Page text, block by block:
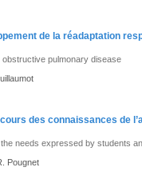
de la réadaptation
pulmonary disease
des connaissances de
needs expressed by students
Pougnet